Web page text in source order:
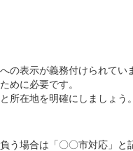
への表示が義務付けられてい
めに必要です。
所在地を明確にしましょう
う場合は「〇〇市対応」と